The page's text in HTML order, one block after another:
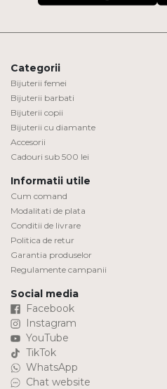
Categorii
Bijuterii femei
Bijuterii barbati
Bijuterii copii
Bijuterii cu diamante
Accesorii
Cadouri sub 500 lei
Informatii utile
Cum comand
Modalitati de plata
Conditii de livrare
Politica de retur
Garantia produselor
Regulamente campanii
Social media
Facebook
Instagram
YouTube
TikTok
WhatsApp
Chat website